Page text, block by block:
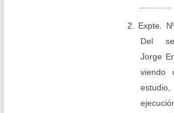
…………
2. Expte.
Del
Jorge
viendo